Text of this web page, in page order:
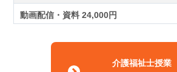
動画配信・資料 24,000円
介護福祉士授業